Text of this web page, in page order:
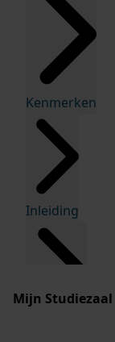
Kenmerken
Inleiding
Mijn Studiezaal